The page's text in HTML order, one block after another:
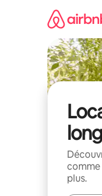
comme
plus.